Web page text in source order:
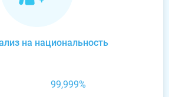
на национальность
99,999%